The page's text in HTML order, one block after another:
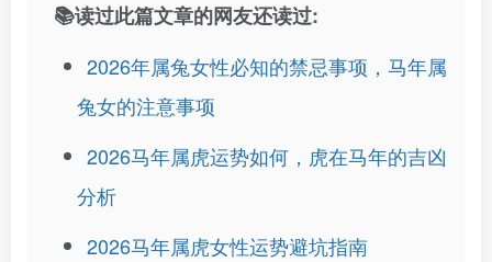
📚读过此篇文章的网友还读过:
2026年属兔女性必知的禁忌事项，马年属
兔女的注意事项
2026马年属虎运势如何，虎在马年的吉凶
分析
2026马年属虎女性运势避坑指南